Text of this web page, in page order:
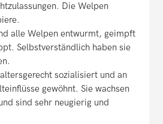
Die Welpen
alle Welpen entwurmt, geimpft
Selbstverständlich haben sie
sozialisiert und an
gewöhnt. Sie wachsen
sind sehr neugierig und